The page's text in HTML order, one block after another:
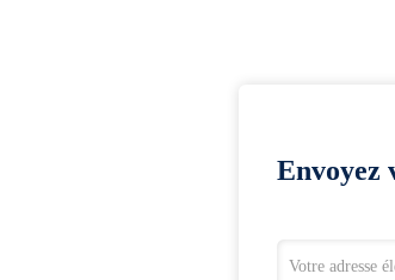
Envoyez